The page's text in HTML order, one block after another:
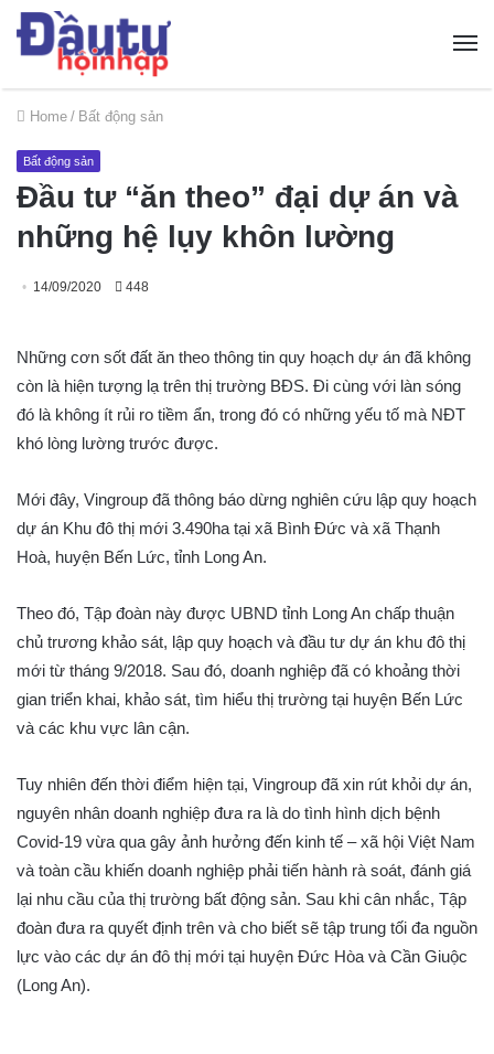
Home / Bất động sản
Bất động sản
Đầu tư “ăn theo” đại dự án và
những hệ lụy khôn lường
14/09/2020 448
Những cơn sốt đất ăn theo thông tin quy hoạch dự án đã không
còn là hiện tượng lạ trên thị trường BĐS. Đi cùng với làn sóng
đó là không ít rủi ro tiềm ẩn, trong đó có những yếu tố mà NĐT
khó lòng lường trước được.
Mới đây, Vingroup đã thông báo dừng nghiên cứu lập quy hoạch
dự án Khu đô thị mới 3.490ha tại xã Bình Đức và xã Thạnh
Hoà, huyện Bến Lức, tỉnh Long An.
Theo đó, Tập đoàn này được UBND tỉnh Long An chấp thuận
chủ trương khảo sát, lập quy hoạch và đầu tư dự án khu đô thị
mới từ tháng 9/2018. Sau đó, doanh nghiệp đã có khoảng thời
gian triển khai, khảo sát, tìm hiểu thị trường tại huyện Bến Lức
và các khu vực lân cận.
Tuy nhiên đến thời điểm hiện tại, Vingroup đã xin rút khỏi dự án,
nguyên nhân doanh nghiệp đưa ra là do tình hình dịch bệnh
Covid-19 vừa qua gây ảnh hưởng đến kinh tế – xã hội Việt Nam
và toàn cầu khiến doanh nghiệp phải tiến hành rà soát, đánh giá
lại nhu cầu của thị trường bất động sản. Sau khi cân nhắc, Tập
đoàn đưa ra quyết định trên và cho biết sẽ tập trung tối đa nguồn
lực vào các dự án đô thị mới tại huyện Đức Hòa và Cần Giuộc
(Long An).